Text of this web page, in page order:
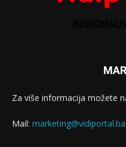
Za više informacija možete
Mail: marketing@vidiportal.ba